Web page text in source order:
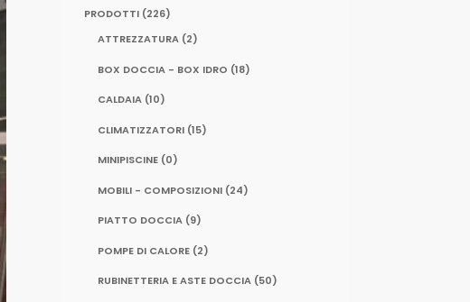
PRODOTTI (226)
ATTREZZATURA (2)
BOX DOCCIA - BOX IDRO (18)
CALDAIA (10)
CLIMATIZZATORI (15)
MINIPISCINE (0)
MOBILI - COMPOSIZIONI (24)
PIATTO DOCCIA (9)
POMPE DI CALORE (2)
RUBINETTERIA E ASTE DOCCIA (50)